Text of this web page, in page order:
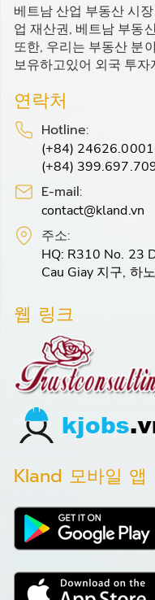
베트남 산업 부동산 시
업 재산권, 베트남 부동
또한, 우리는 부동산 분
보유하고있어 외국 투
연락처
Hotline:
(+84)
(+84)
E-mail:
contact@kland.vn
주소:
HQ: R310 No. 23
Cau Giay 지구, 하
웹 링크
Kland 모바일 앱